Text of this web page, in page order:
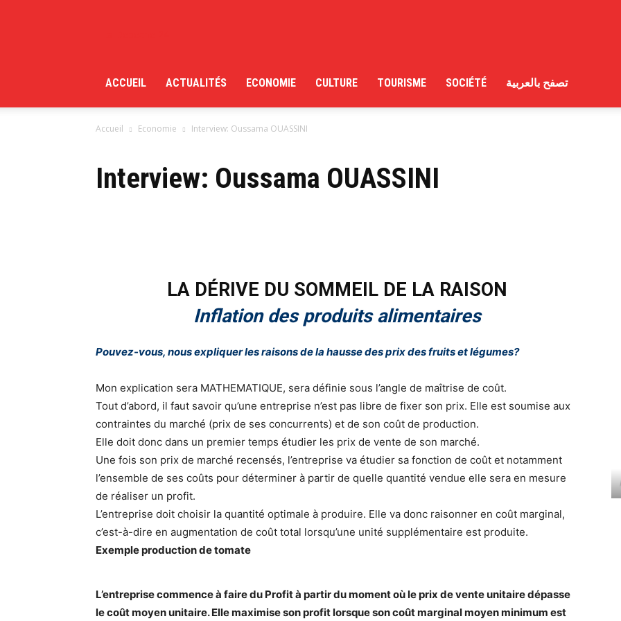
ACCUEIL ACTUALITÉS ECONOMIE CULTURE TOURISME SOCIÉTÉ تصفح بالعربية
Accueil Economie Interview: Oussama OUASSINI
Interview: Oussama OUASSINI
LA DÉRIVE DU SOMMEIL DE LA RAISON
Inflation des produits alimentaires
Pouvez-vous, nous expliquer les raisons de la hausse des prix des fruits et légumes?
Mon explication sera MATHEMATIQUE, sera définie sous l’angle de maîtrise de coût.
Tout d’abord, il faut savoir qu’une entreprise n’est pas libre de fixer son prix. Elle est soumise aux
contraintes du marché (prix de ses concurrents) et de son coût de production.
Elle doit donc dans un premier temps étudier les prix de vente de son marché.
Une fois son prix de marché recensés, l’entreprise va étudier sa fonction de coût et notamment
l’ensemble de ses coûts pour déterminer à partir de quelle quantité vendue elle sera en mesure
de réaliser un profit.
L’entreprise doit choisir la quantité optimale à produire. Elle va donc raisonner en coût marginal,
c’est-à-dire en augmentation de coût total lorsqu’une unité supplémentaire est produite.
Exemple production de tomate
L’entreprise commence à faire du Profit à partir du moment où le prix de vente unitaire dépasse
le coût moyen unitaire. Elle maximise son profit lorsque son coût marginal moyen minimum est